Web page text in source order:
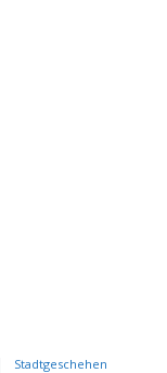
Stadtgeschehen